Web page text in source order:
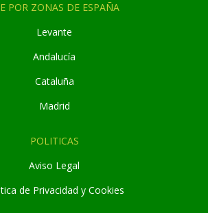
POR ZONAS DE ESPAÑA
Levante
Andalucía
Cataluña
Madrid
POLITICAS
Aviso Legal
de Privacidad y Cookies